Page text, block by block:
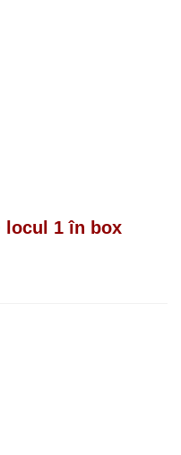
locul 1 în box